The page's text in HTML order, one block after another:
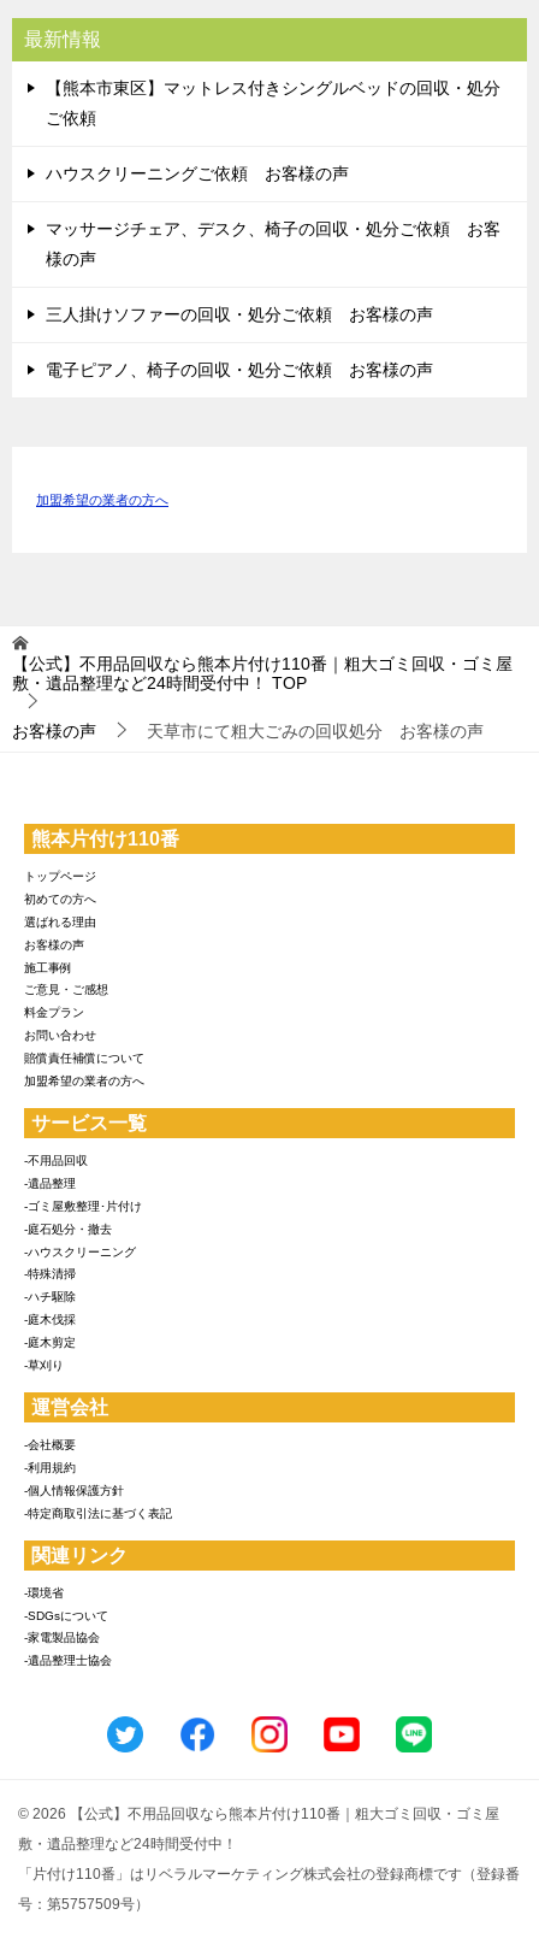
最新情報
【熊本市東区】マットレス付きシングルベッドの回収・処分
ご依頼
ハウスクリーニングご依頼 お客様の声
マッサージチェア、デスク、椅子の回収・処分ご依頼 お客
様の声
三人掛けソファーの回収・処分ご依頼 お客様の声
電子ピアノ、椅子の回収・処分ご依頼 お客様の声
加盟希望の業者の方へ
【公式】不用品回収なら熊本片付け110番｜粗大ゴミ回収・ゴミ屋
敷・遺品整理など24時間受付中！
TOP
お客様の声 天草市にて粗大ごみの回収処分 お客様の声
熊本片付け110番
トップページ
初めての方へ
選ばれる理由
お客様の声
施工事例
ご意見・ご感想
料金プラン
お問い合わせ
賠償責任補償について
加盟希望の業者の方へ
サービス一覧
-不用品回収
-遺品整理
-ゴミ屋敷整理･片付け
-庭石処分・撤去
-ハウスクリーニング
-特殊清掃
-ハチ駆除
-庭木伐採
-庭木剪定
-草刈り
運営会社
-会社概要
-利用規約
-個人情報保護方針
-特定商取引法に基づく表記
関連リンク
-環境省
-SDGsについて
-家電製品協会
-遺品整理士協会
© 2026 【公式】不用品回収なら熊本片付け110番｜粗大ゴミ回収・ゴミ屋
敷・遺品整理など24時間受付中！
「片付け110番」はリベラルマーケティング株式会社の登録商標です（登録番
号：第5757509号）